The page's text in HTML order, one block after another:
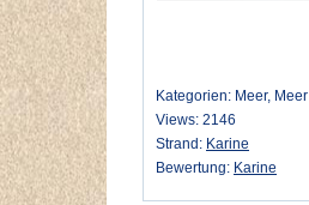
Kategorien: Meer, Meer
Views: 2146
Strand: Karine
Bewertung: Karine